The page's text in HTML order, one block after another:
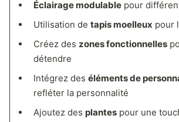
Éclairage modulablepour
Utilisation de tapis moelleux pour
Créez des zones fonctionnelles
détendre
Intégrez des éléments de
refléter la personnalité
Ajoutez des plantespour une